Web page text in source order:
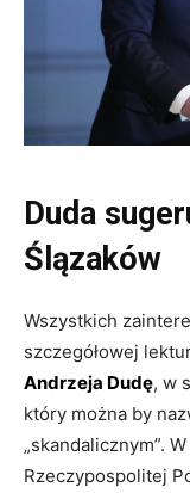
Duda
Ślązaków
Wszystkich
szczegółowej
Andrzeja Dudę, w
który można by
„skandalicznym”.
Rzeczypospolitej